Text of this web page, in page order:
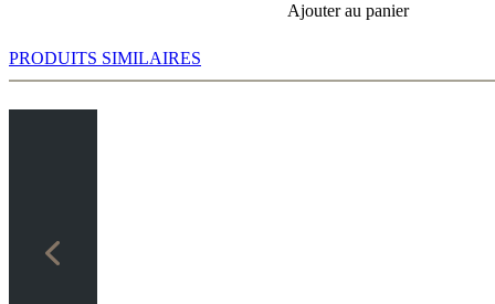
Ajouter au panier
PRODUITS SIMILAIRES